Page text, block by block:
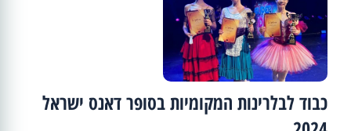
כבוד לבלרינות המקומיות בסופר דאנס ישראל